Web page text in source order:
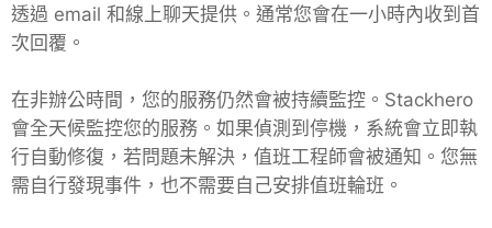
RabbitMQ
Redis®*
透過 email 和線上聊天提供。通常您會在一小時內收到首
次回覆。
在非辦公時間，您的服務仍然會被持續監控。Stackhero
會全天候監控您的服務。如果偵測到停機，系統會立即執
行自動修復，若問題未解決，值班工程師會被通知。您無
需自行發現事件，也不需要自己安排值班輪班。